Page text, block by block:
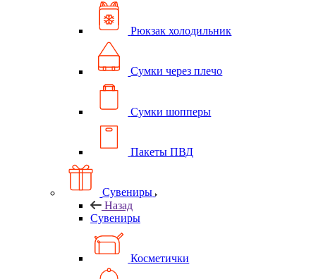
Рюкзак холодильник
Сумки через плечо
Сумки шопперы
Пакеты ПВД
Сувениры
Назад
Сувениры
Косметички